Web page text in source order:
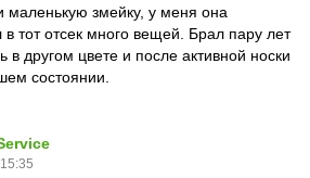
маленькую змейку, у меня она
тот отсек много вещей. Брал пару лет
другом цвете и после активной носки
состоянии.